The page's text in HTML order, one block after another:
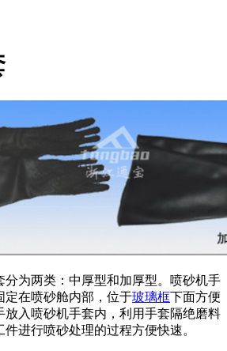
为两类：中厚型和加厚型。喷砂机手
定在喷砂舱内部，位于玻璃框下面方便
放入喷砂机手套内，利用手套隔绝磨料
进行喷砂处理的过程方便快速。